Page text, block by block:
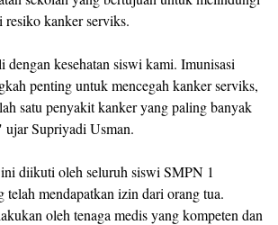
resiko kanker serviks.
dengan kesehatan siswi kami. Imunisasi
penting untuk mencegah kanker serviks,
satu penyakit kanker yang paling banyak
ujar Supriyadi Usman.
diikuti oleh seluruh siswi SMPN 1
telah mendapatkan izin dari orang tua.
oleh tenaga medis yang kompeten dan